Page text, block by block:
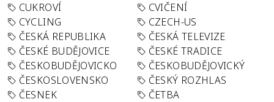
CUKROVÍ
CVIČENÍ
CYCLING
CZECH-US
ČESKÁ REPUBLIKA
ČESKÁ TELEVIZE
ČESKÉ BUDĚJOVICE
ČESKÉ TRADICE
ČESKOBUDĚJOVICKO
ČESKOBUDĚJOVICKÝ
ČESKOSLOVENSKO
ČESKÝ ROZHLAS
ČESNEK
ČETBA